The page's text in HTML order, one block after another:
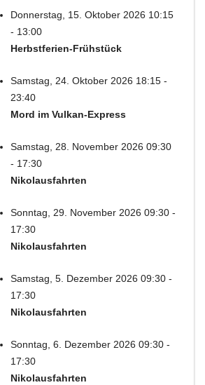
Donnerstag, 15. Oktober 2026 10:15
- 13:00
Herbstferien-Frühstück
Samstag, 24. Oktober 2026 18:15 -
23:40
Mord im Vulkan-Express
Samstag, 28. November 2026 09:30
- 17:30
Nikolausfahrten
Sonntag, 29. November 2026 09:30 -
17:30
Nikolausfahrten
Samstag, 5. Dezember 2026 09:30 -
17:30
Nikolausfahrten
Sonntag, 6. Dezember 2026 09:30 -
17:30
Nikolausfahrten